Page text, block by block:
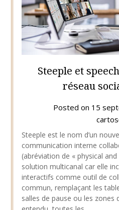
Steeple et
réseau
Posted on 15
Steeple est le nom d’un
communication interne
(abréviation de « physical and
solution multicanal car elle
interactifs comme outil de
commun, remplaçant les
salles de pause ou les zones